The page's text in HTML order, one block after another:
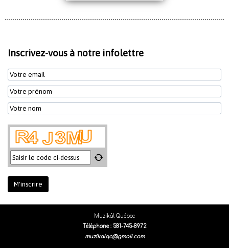
Inscrivez-vous à notre infolettre
Muzikâl Québec
Téléphone : 581-745-8972
muzikalqc@gmail.com